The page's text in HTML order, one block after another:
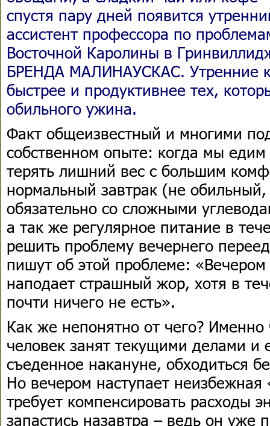
спустя пару дней появится
ассистент профессора по
Восточной Каролины в
БРЕНДА МАЛИНАУСКАС. Утренние
быстрее и продуктивнее тех,
обильного ужина.
Факт общеизвестный и многими
собственном опыте: когда мы едим
терять лишний вес с большим
нормальный завтрак (не
обязательно со сложными
а так же регулярное питание в
решить проблему вечернего
пишут об этой проблеме: «Вечером
наподает страшный жор, хотя в
почти ничего не есть».
Как же непонятно от чего?
человек занят текущими делами и
съеденное накануне, обходиться
Но вечером наступает неизбежная
требует компенсировать расходы
запастись назавтра – ведь он уже